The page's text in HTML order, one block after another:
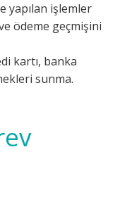
yapılan işlemler
ödeme geçmişini
kartı, banka
sunma.